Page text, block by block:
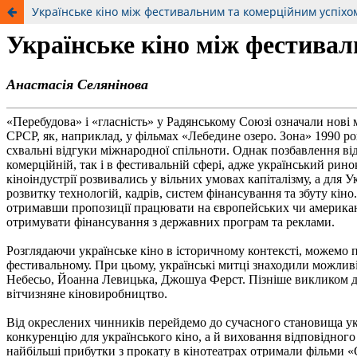
Українське кіно між фестивальним та комерційним